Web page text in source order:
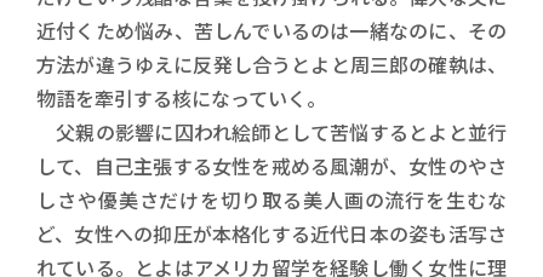
近付くため悩み、苦しんでいるのは一緒なのに、その
方法が違うゆえに反発し合うとよと周三郎の確執は、
物語を牽引する核になっていく。
父親の影響に囚われ絵師として苦悩するとよと並行
して、自己主張する女性を戒める風潮が、女性のやさ
しさや優美さだけを切り取る美人画の流行を生むな
ど、女性への抑圧が本格化する近代日本の姿も活写さ
れている。とよはアメリカ留学を経験し働く女性に理